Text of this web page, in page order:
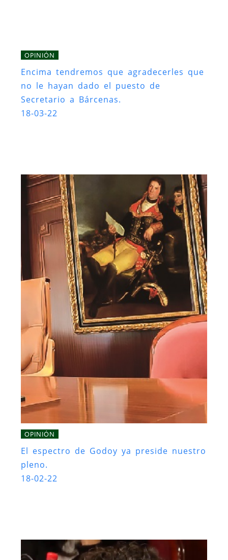
OPINIÓN
Encima tendremos que agradecerles que
no le hayan dado el puesto de
Secretario a Bárcenas.
18-03-22
OPINIÓN
El espectro de Godoy ya preside nuestro
pleno.
18-02-22